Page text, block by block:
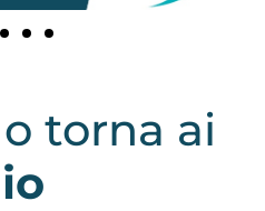
torna ai